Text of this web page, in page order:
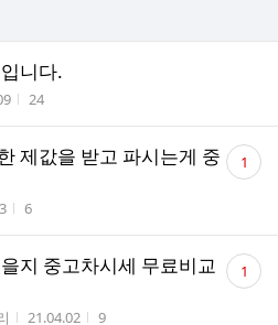
니다.
조회수
24
제값을 받고 파시는게 중
조회수
6
댓
글 1
지 중고차시세 무료비교
작성시간
21.04.02 조회수
9
댓
글 1